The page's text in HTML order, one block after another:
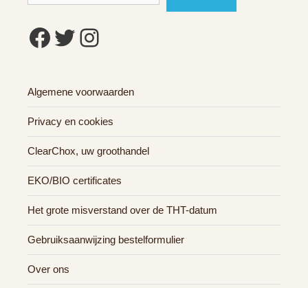
Facebook
Twitter
Instagram
Algemene voorwaarden
Privacy en cookies
ClearChox, uw groothandel
EKO/BIO certificates
Het grote misverstand over de THT-datum
Gebruiksaanwijzing bestelformulier
Over ons